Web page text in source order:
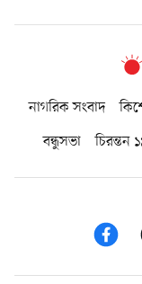
নাগরিক সংবাদ
বন্ধুসভা
চিরন্তন